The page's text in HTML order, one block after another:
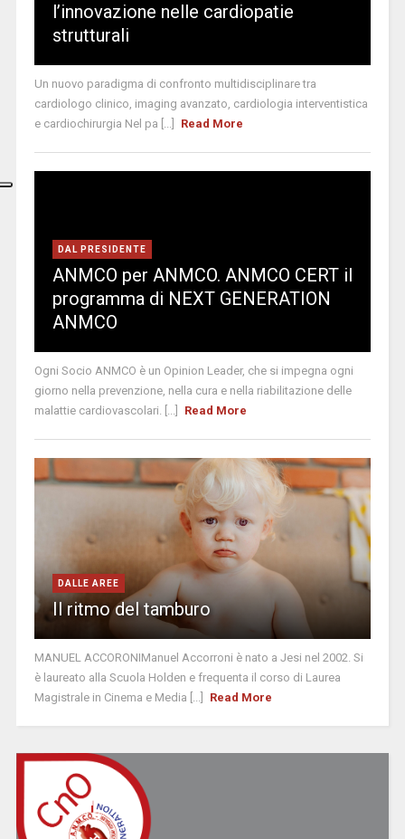
l’innovazione nelle cardiopatie
strutturali
Un nuovo paradigma di confronto multidisciplinare tra
cardiologo clinico, imaging avanzato, cardiologia interventistica
e cardiochirurgia Nel pa [...]
Read More
DAL PRESIDENTE
ANMCO per ANMCO. ANMCO CERT il
programma di NEXT GENERATION
ANMCO
Ogni Socio ANMCO è un Opinion Leader, che si impegna ogni
giorno nella prevenzione, nella cura e nella riabilitazione delle
malattie cardiovascolari. [...]
Read More
DALLE AREE
Il ritmo del tamburo
MANUEL ACCORONIManuel Accorroni è nato a Jesi nel 2002. Si
è laureato alla Scuola Holden e frequenta il corso di Laurea
Magistrale in Cinema e Media [...]
Read More